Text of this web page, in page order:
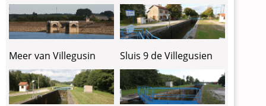
Meer van Villegusin Sluis 9 de Villegusien